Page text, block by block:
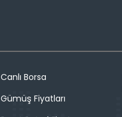
Canlı Borsa
Gümüş Fiyatları